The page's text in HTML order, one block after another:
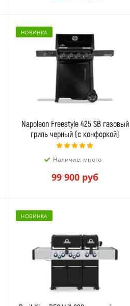
НОВИНКА
Napoleon Freestyle 425 SB газовый
гриль черный (с конфоркой)
Наличие: много
99 900 руб
НОВИНКА